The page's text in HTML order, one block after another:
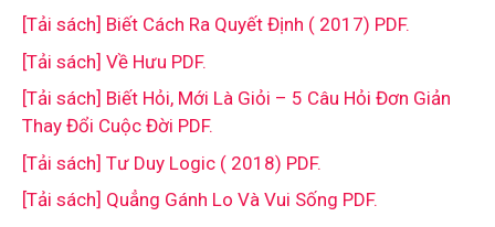
[Tải sách] Biết Cách Ra Quyết Định ( 2017) PDF.
[Tải sách] Về Hưu PDF.
[Tải sách] Biết Hỏi, Mới Là Giỏi – 5 Câu Hỏi Đơn Giản
Thay Đổi Cuộc Đời PDF.
[Tải sách] Tư Duy Logic ( 2018) PDF.
[Tải sách] Quẳng Gánh Lo Và Vui Sống PDF.